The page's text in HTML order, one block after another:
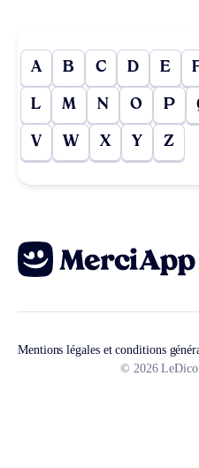
A B C D E
L M N O P
V W X Y Z
Mentions légales et conditions
© 2026 LeDico